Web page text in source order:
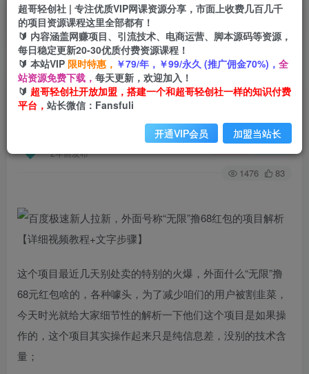
首页 创业课程 会员免费 正文
百度极速新人拉新，外面号称“无限”撸68红包的项
目解析【详细视频教程+文字步骤】
2年前发布
关注 私信
1476 83
这个项目最近几天别处卖的特别的火爆，外面什么“无限”撸
68元红包啥的，各种噱头，为了减少咱们的用户被割韭菜，
今天时光就给大家细节性的解析一下他们这个项目是如果操
作的，这个项目其实操作起来只是纯信息差，没别的技术含
量；
超哥轻创社 | 专注优质VIP网课资源分享，市面上收费几百几千
的项目资源课程这里全部都有！
🔰 内容涵盖网赚项目、引流技术、电商运营、脚本源码等资源，
每日稳定更新20-30优质付费资源课程！
🔰 本站VIP 限时特惠， ￥79/年，￥99/永久 (推广佣金70%)， 全
站资源免费下载， 每天更新，欢迎加入！
🔰 超哥轻创社开放加盟，搭建一个和超哥轻创社一样的知识付费
平台， 站长微信：Fansfuli
开通VIP会员 加盟当站长